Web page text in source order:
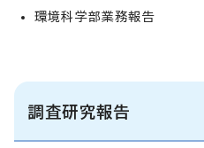
環境科学部業務報告
調査研究報告